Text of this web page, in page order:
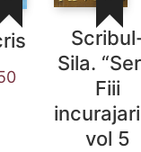
Sila.
Fiii
vol 5